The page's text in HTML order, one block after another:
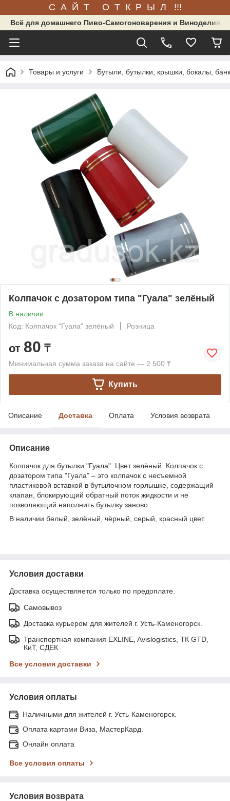
С А Й Т О Т К Р Ы Л !!!
Всё для домашнего Пиво-Самогоноварения и Виноделия.
Товары и услуги Бутыли, бутылки, крышки, бокалы,
Колпачок с дозатором типа "Гуала" зелёный
В наличии
Код: Колпачок "Гуала" зелёный
Розница
от 80 ₸
Минимальная сумма заказа на сайте — 2 500 ₸
Купить
Описание Доставка Оплата Условия возврата
Описание
Колпачок для бутылки "Гуала". Цвет зелёный. Колпачок с
дозатором типа "Гуала" – это колпачок c несъемной
пластиковой вставкой в бутылочном горлышке, содержащий
клапан, блокирующий обратный поток жидкости и не
позволяющий наполнить бутылку заново.
В наличии белый, зелёный, чёрный, серый, красный цвет.
Условия доставки
Доставка осуществляется только по предоплате.
Самовывоз
Доставка курьером для жителей г. Усть-Каменогорск.
Транспортная компания EXLINE, Avislogistics, ТК GTD,
КиТ, СДЕК
Все условия доставки
Условия оплаты
Наличными для жителей г. Усть-Каменогорск.
Оплата картами Виза, МастерКард.
Онлайн оплата
Все условия оплаты
Условия возврата